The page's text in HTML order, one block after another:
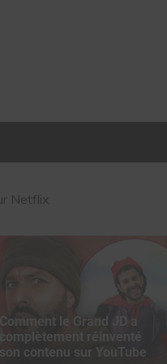
pour une «
Comment le Grand JD a
complètement réinventé
son contenu sur YouTube